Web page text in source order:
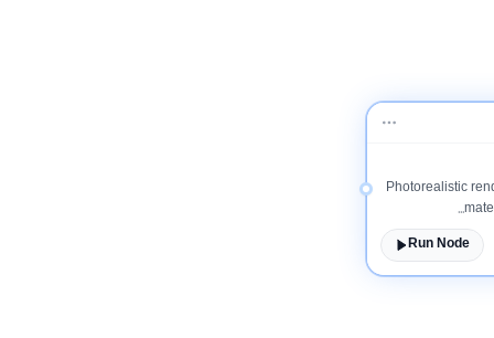
Photorealistic
Run Node